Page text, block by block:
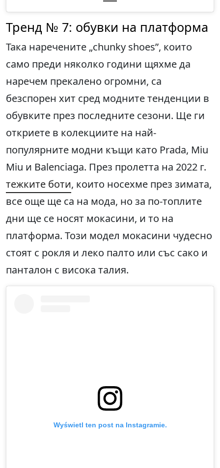
Тренд № 7: обувки на платформа
Така наречените „chunky shoes”, които
само преди няколко години щяхме да
наречем прекалено огромни, са
безспорен хит сред модните тенденции в
обувките през последните сезони. Ще ги
откриете в колекциите на най-
популярните модни къщи като Prada, Miu
Miu и Balenciaga. През пролетта на 2022 г.
тежките боти, които носехме през зимата,
все още ще са на мода, но за по-топлите
дни ще се носят мокасини, и то на
платформа. Този модел мокасини чудесно
стоят с рокля и леко палто или със сако и
панталон с висока талия.
Wyświetl ten post na Instagramie.